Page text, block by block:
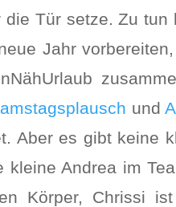
Tür setze. Zu tun
Jahr
und
Aber es gibt keine
Andrea im
Körper, Chrissi